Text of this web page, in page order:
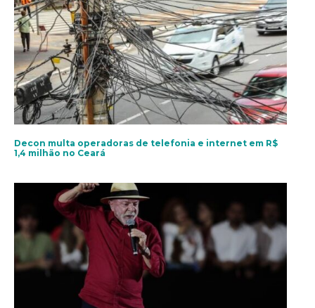
Decon multa operadoras de telefonia e internet em R$
1,4 milhão no Ceará